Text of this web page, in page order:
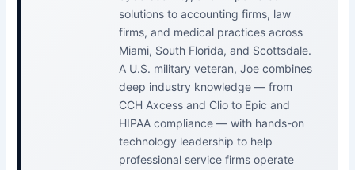
solutions to accounting firms, law
firms, and medical practices across
Miami, South Florida, and Scottsdale.
A U.S. military veteran, Joe combines
deep industry knowledge — from
CCH Axcess and Clio to Epic and
HIPAA compliance — with hands-on
technology leadership to help
professional service firms operate